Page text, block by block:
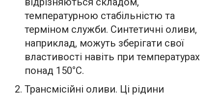
температурною стабільністю та
терміном служби. Синтетичні оливи,
наприклад, можуть зберігати свої
властивості навіть при температурах
понад 150°C.
Трансмісійні оливи. Ці рідини